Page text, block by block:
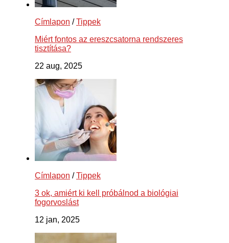
Címlapon /Tippek
Miért fontos az ereszcsatorna rendszeres
tisztítása?
22 aug, 2025
Címlapon /Tippek
3 ok, amiért ki kell próbálnod a biológiai
fogorvoslást
12 jan, 2025